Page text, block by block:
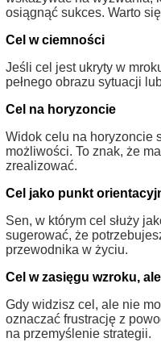
osiągnąć sukces. Warto
Cel w ciemności
Jeśli cel jest ukryty w
pełnego obrazu sytuacji
Cel na horyzoncie
Widok celu na horyzoncie
możliwości. To znak, że
zrealizować.
Cel jako punkt
Sen, w którym cel służy
sugerować, że
przewodnika w życiu.
Cel w zasięgu wzroku,
Gdy widzisz cel, ale nie
oznaczać frustrację z
na przemyślenie strategii.